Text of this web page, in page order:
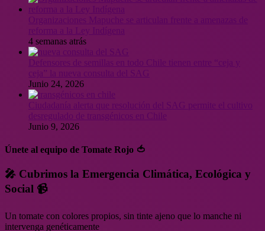
Organizaciones Mapuche se articulan frente a amenazas de
4 semanas atrás
Junio 24, 2026
Ciudadanía alerta que resolución del SAG permite el cultivo
desregulado de transgénicos en Chile
Junio 9, 2026
Únete al equipo de Tomate Rojo 🍅
🎤 Cubrimos la Emergencia Climática, Ecológica y
Social 📹
Un tomate con colores propios, sin tinte ajeno que lo manche ni
intervenga genéticamente